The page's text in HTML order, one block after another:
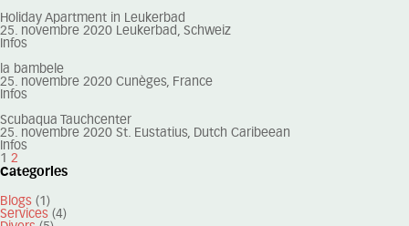
Holiday Apartment in Leukerbad
25. novembre 2020 Leukerbad, Schweiz
Infos
la bambele
25. novembre 2020 Cunèges, France
Infos
Scubaqua Tauchcenter
25. novembre 2020 St. Eustatius, Dutch Caribeean
Infos
1 2
Categories
Blogs (1)
Services (4)